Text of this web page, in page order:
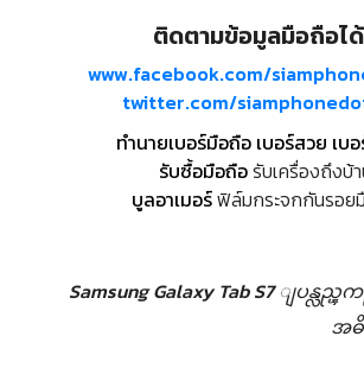
ติดตามข้อมูลมือถือไ
www.facebook.com/
twitter.com/
ทำนายเบอร์มือถือ เบอร์สวย เบ
รับซื้อมือถือรับเครื่องถึงบ้
บูลอาเมอร์ฟิล์มกระจกกันรอย
Samsung Galaxy Tab S7 ျပန္လ
အ